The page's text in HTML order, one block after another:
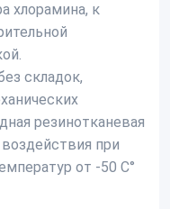
хлорамина, к
складок,
резинотканевая
при
от -50 С°